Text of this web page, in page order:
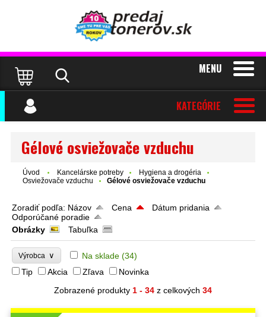
MENU
KATEGÓRIE
Gélové osviežovače vzduchu
Úvod Kancelárske potreby
Hygiena a drogéria
Osviežovače vzduchu
Gélové osviežovače vzduchu
Zoradiť podľa: Názov Cena
Dátum pridania
Odporúčané poradie
Obrázky
Tabuľka
Výrobca ∨ Na sklade (34)
Tip
Akcia Zľava
Novinka
Zobrazené produkty 1 - 34 z celkových 34